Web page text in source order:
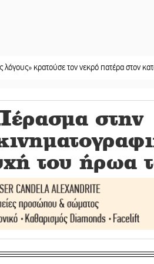
τον νεκρό πατέρα στον καταψύκτη ||
στην
του ήρωα